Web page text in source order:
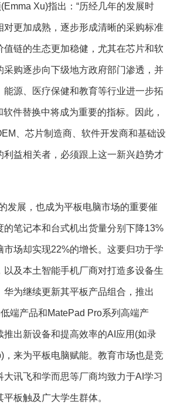
Xu)指出：“历经几年的发展时
对更加成熟，逐步形成清晰的采购标准
值链的生态更加稳健，尤其在芯片和软
采购逐步向下级地方政府部门渗透，并
能源、医疗保健和教育等行业进一步拓
件替换中将成为重要的指标。因此，
、芯片制造商、软件开发商和基础设
利益相关者，必须跟上这一新兴趋势才
发展，也成为平板电脑市场的重要催
的笔记本和台式机出货量分别下降13%
市场却实现22%的增长。这要归功于学
以及本土智能手机厂商对打造多设备生
华为继续更新其平板产品组合，推出
端产品和MatePad Pro系列高端产
推出新设备和提高效率的AI应用(如录
，来为平板电脑赋能。教育市场也是竞
大讯飞和学而思等厂商均致力于AI学习
板触及广大学生群体。